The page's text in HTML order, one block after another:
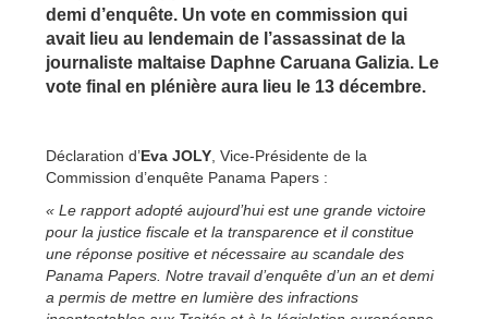
demi d’enquête. Un vote en commission qui
avait lieu au lendemain de l’assassinat de la
journaliste maltaise Daphne Caruana Galizia. Le
vote final en plénière aura lieu le 13 décembre.
Déclaration d’Eva JOLY , Vice-Présidente de la
Commission d’enquête Panama Papers :
« Le rapport adopté aujourd’hui est une grande victoire
pour la justice fiscale et la transparence et il constitue
une réponse positive et nécessaire au scandale des
Panama Papers. Notre travail d’enquête d’un an et demi
a permis de mettre en lumière des infractions